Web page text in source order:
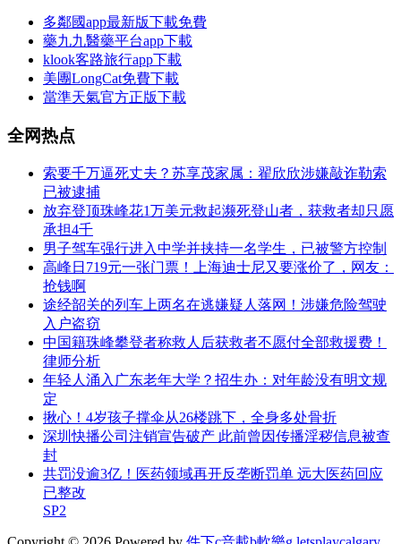
多鄰國app最新版下載免費
藥九九醫藥平台app下載
klook客路旅行app下載
美團LongCat免費下載
當準天氣官方正版下載
全网热点
索要千万逼死丈夫？苏享茂家属：翟欣欣涉嫌敲诈勒索
已被逮捕
放弃登顶珠峰花1万美元救起濒死登山者，获救者却只愿
承担4千
男子驾车强行进入中学并挟持一名学生，已被警方控制
高峰日719元一张门票！上海迪士尼又要涨价了，网友：
抢钱啊
途经韶关的列车上两名在逃嫌疑人落网！涉嫌危险驾驶
入户盗窃
中国籍珠峰攀登者称救人后获救者不愿付全部救援费！
律师分析
年轻人涌入广东老年大学？招生办：对年龄没有明文规
定
揪心！4岁孩子撑伞从26楼跳下，全身多处骨折
深圳快播公司注销宣告破产 此前曾因传播淫秽信息被查
封
共罚没逾3亿！医药领域再开反垄断罚单 远大医药回应
已整改
SP2